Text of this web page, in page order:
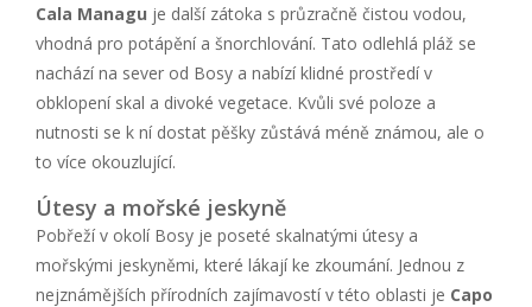
Cala Managu je další zátoka s průzračně čistou vodou,
vhodná pro potápění a šnorchlování. Tato odlehlá pláž se
nachází na sever od Bosy a nabízí klidné prostředí v
obklopení skal a divoké vegetace. Kvůli své poloze a
nutnosti se k ní dostat pěšky zůstává méně známou, ale o
to více okouzlující.
Útesy a mořské jeskyně
Pobřeží v okolí Bosy je poseté skalnatými útesy a
mořskými jeskyněmi, které lákají ke zkoumání. Jednou z
nejznámějších přírodních zajímavostí v této oblasti je Capo